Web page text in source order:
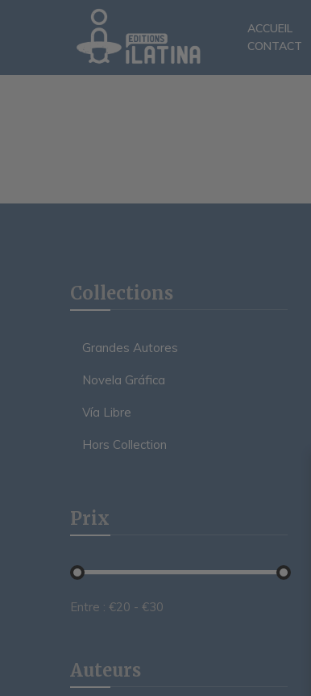
ACCUEIL
CONTACT
Collections
Grandes Autores
Novela Gráfica
Vía Libre
Hors Collection
Prix
Entre : €20 - €30
Auteurs